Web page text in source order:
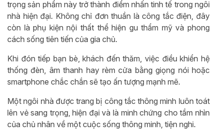
trọng sản phẩm này trở thành điểm nhấn tinh tế trong ngôi
nhà hiện đại. Không chỉ đơn thuần là công tắc điện, đây
còn là phụ kiện nội thất thể hiện gu thẩm mỹ và phong
cách sống tiên tiến của gia chủ.
Khi đón tiếp bạn bè, khách đến thăm, việc điều khiển hệ
thống đèn, âm thanh hay rèm cửa bằng giọng nói hoặc
smartphone chắc chắn sẽ tạo ấn tượng mạnh mẽ.
Một ngôi nhà được trang bị công tắc thông minh luôn toát
lên vẻ sang trọng, hiện đại và là minh chứng cho tầm nhìn
của chủ nhân về một cuộc sống thông minh, tiện nghi.